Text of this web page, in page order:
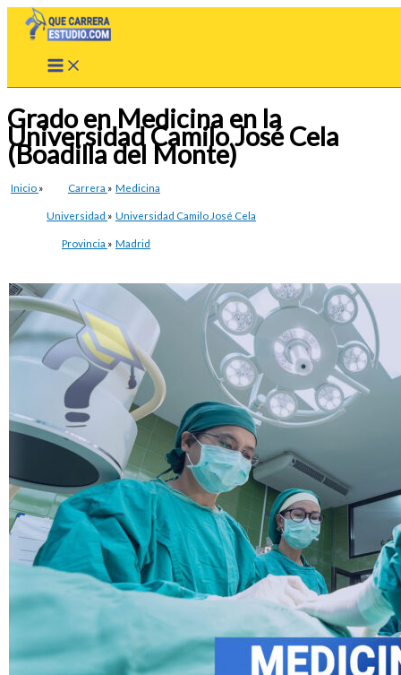
Grado en Medicina en la
Universidad Camilo José Cela
(Boadilla del Monte)
Inicio » Carrera » Medicina
Universidad » Universidad Camilo José Cela
Provincia » Madrid